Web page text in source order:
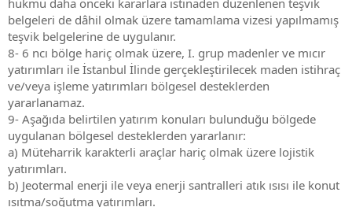
hükmü daha önceki kararlara istinaden düzenlenen teşvik
belgeleri de dâhil olmak üzere tamamlama vizesi yapılmamış
teşvik belgelerine de uygulanır.
8- 6 ncı bölge hariç olmak üzere, I. grup madenler ve mıcır
yatırımları ile İstanbul İlinde gerçekleştirilecek maden istihraç
ve/veya işleme yatırımları bölgesel desteklerden
yararlanamaz.
9- Aşağıda belirtilen yatırım konuları bulunduğu bölgede
uygulanan bölgesel desteklerden yararlanır:
a) Müteharrik karakterli araçlar hariç olmak üzere lojistik
yatırımları.
b) Jeotermal enerji ile veya enerji santralleri atık ısısı ile konut
ısıtma/soğutma yatırımları.